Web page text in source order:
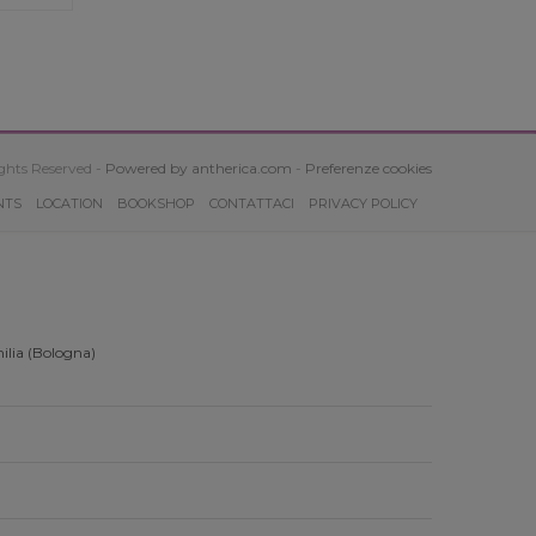
Reserved - Powered by antherica.com - Preferenze cookies
LOCATION BOOKSHOP CONTATTACI PRIVACY POLICY
(Bologna)